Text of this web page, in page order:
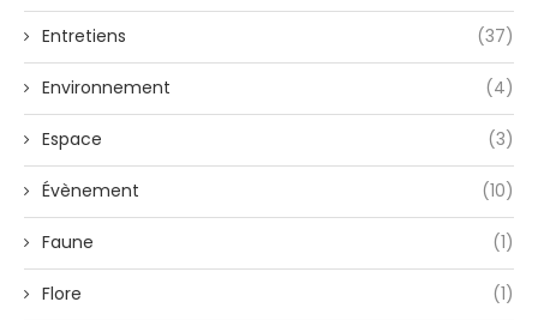
Entretiens (37)
Environnement (4)
Espace (3)
Évènement (10)
Faune (1)
Flore (1)